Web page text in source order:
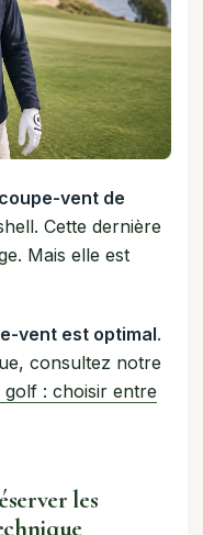
vent de
Cette dernière
Mais elle est
vent est optimal.
consultez notre
golf : choisir entre
les